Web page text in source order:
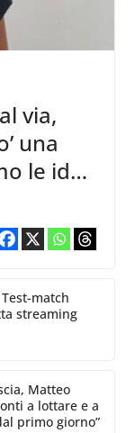
via,
una
le idee
fare”
match
streaming
Matteo
a lottare e a
primo giorno”